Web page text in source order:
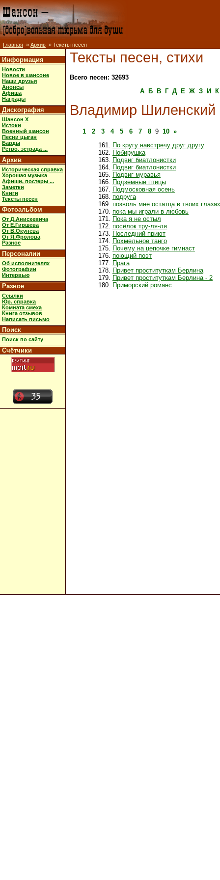
Главная » Архив » Тексты песен
Информация
Новости
Новое в шансоне
Наши друзья
Анонсы
Афиша
Награды
Дискография
Шансон X
Истоки
Военный шансон
Песни цыган
Барды
Ретро, эстрада ...
Архив
Историческая справка
Хорошая музыка
Афиши, постеры ...
Заметки
Книги
Тексты песен
Фотоальбом
От Д.Анискевича
От Е.Гиршева
От В.Окунева
От Я.Фролова
Разное
Персоналии
Об исполнителях
Фотографии
Интервью
Разное
Ссылки
Юр. справка
Комната смеха
Книга отзывов
Написать письмо
Поиск
Поиск по сайту
Счётчики
Тексты песен, стихи
Всего песен: 32693
А
Б В Г Д Е Ж З И К
Владимир Шиленский
1 2 3 4 5 6 7 8 9 10 »
По кругу навстречу друг другу
Побирушка
Подвиг биатлонистки
Подвиг биатлонистки
Подвиг муравья
Подземные птицы
Подмосковная осень
подруга
позволь мне остатца в твоих глазах
пока мы играли в любовь
Пока я не остыл
посёлок тру-ля-ля
Последний приют
Похмельное танго
Почему на цепочке гимнаст
поющий поэт
Прага
Привет проституткам Берлина
Привет проституткам Берлина - 2
Приморский романс